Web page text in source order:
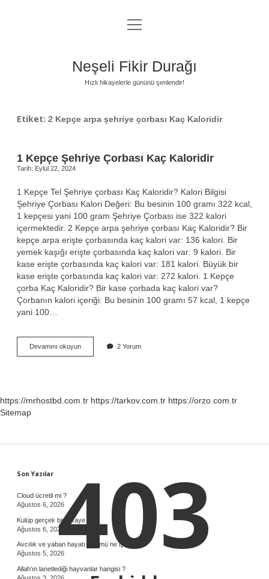
Anasayfa
Yasal Uyarı
menüyü
aç
Neşeli Fikir Durağı
Hızlı hikayelerle gününü şenlendir!
Etiket: 2 Kepçe arpa şehriye çorbası Kaç Kaloridir
1 Kepçe Şehriye Çorbası Kaç Kaloridir
Tarih: Eylül 22, 2024
1 Kepçe Tel Şehriye çorbası Kaç Kaloridir? Kalori Bilgisi
Şehriye Çorbası Kalori Değeri: Bu besinin 100 gramı 322 kcal,
1 kepçesi yani 100 gram Şehriye Çorbası ise 322 kalori
içermektedir. 2 Kepçe arpa şehriye çorbası Kaç Kaloridir? Bir
kepçe arpa erişte çorbasında kaç kalori var: 136 kalori. Bir
yemek kaşığı erişte çorbasında kaç kalori var: 9 kalori. Bir
kase erişte çorbasında kaç kalori var: 181 kalori. Büyük bir
kase erişte çorbasında kaç kalori var: 272 kalori. 1 Kepçe
çorba Kaç Kaloridir? Bir kase çorbada kaç kalori var?
Çorbanın kalori içeriği: Bu besinin 100 gramı 57 kcal, 1 kepçe
yani 100…
Devamını okuyun1
Kepçe
2 Yorum
https://mrhostbd.com.tr https://tarkov.com.tr https://orzo.com.tr
Sitemap
Sidebar
Son Yazılar
Cloud ücretli mi ?
Ağustos 6, 2026
Kulüp gerçek bir hikaye mi ?
Ağustos 6, 2026
Avcılık ve yaban hayatı bölümü ne iş yapar ?
Ağustos 5, 2026
Allah’ın lanetlediği hayvanlar hangisi ?
Ağustos 3, 2026
403